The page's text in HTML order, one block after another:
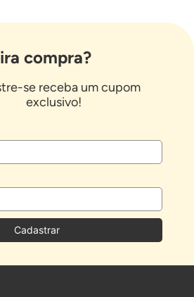
compra?
se receba um cupom
exclusivo!
Cadastrar